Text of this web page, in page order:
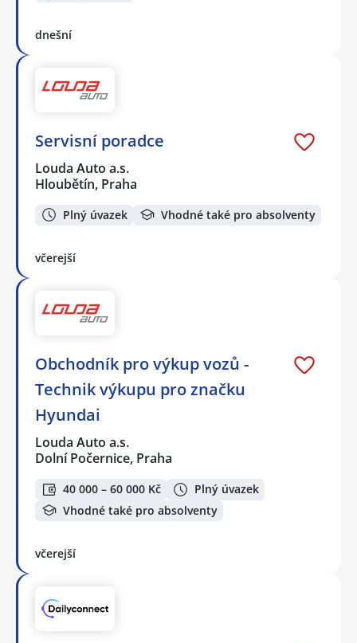
dnešní
Servisní poradce
Louda Auto a.s.
Hloubětín, Praha
Plný úvazek Vhodné také pro absolventy
včerejší
Obchodník pro výkup vozů -
Technik výkupu pro značku
Hyundai
Louda Auto a.s.
Dolní Počernice, Praha
40 000 – 60 000 Kč
Plný úvazek
Vhodné také pro absolventy
včerejší